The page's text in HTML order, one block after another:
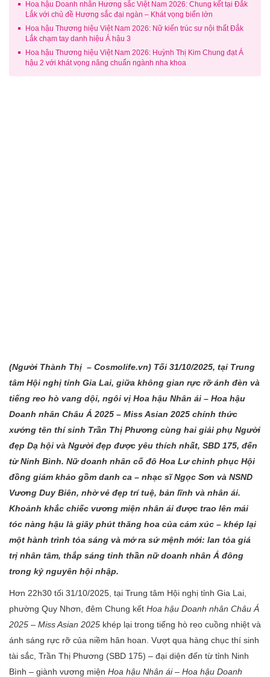
Hoa hậu Doanh nhân Hương sắc Việt Nam 2026: Chung kết tại Đắk
Lắk với chủ đề Hương sắc đại ngàn – Khát vọng biển lớn
Hoa hậu Thương hiệu Việt Nam 2026: Nữ kiến trúc sư nội thất Đắk
Lắk chạm tay danh hiệu Á hậu 3
Hoa hậu Thương hiệu Việt Nam 2026: Huỳnh Thị Kim Chung đạt Á
hậu 2 với khát vọng nâng chuẩn ngành nha khoa
(Người Thành Thị – Cosmolife.vn) Tối 31/10/2025, tại Trung
tâm Hội nghị tỉnh Gia Lai, giữa không gian rực rỡ ánh đèn và
tiếng reo hò vang dội, ngôi vị Hoa hậu Nhân ái – Hoa hậu
Doanh nhân Châu Á 2025 – Miss Asian 2025 chính thức
xướng tên thí sinh Trần Thị Phương cùng hai giải phụ Người
đẹp Dạ hội và Người đẹp được yêu thích nhất, SBD 175, đến
từ Ninh Bình. Nữ doanh nhân cố đô Hoa Lư chinh phục Hội
đồng giám khảo gồm danh ca – nhạc sĩ Ngọc Sơn và NSND
Vương Duy Biên, nhờ vẻ đẹp trí tuệ, bản lĩnh và nhân ái.
Khoảnh khắc chiếc vương miện nhân ái được trao lên mái
tóc nàng hậu là giây phút thăng hoa của cảm xúc – khép lại
một hành trình tỏa sáng và mở ra sứ mệnh mới: lan tỏa giá
trị nhân tâm, thắp sáng tinh thần nữ doanh nhân Á đông
trong kỷ nguyên hội nhập.
Hơn 22h30 tối 31/10/2025, tại Trung tâm Hội nghị tỉnh Gia Lai,
phường Quy Nhơn, đêm Chung kết Hoa hậu Doanh nhân Châu Á
2025 – Miss Asian 2025 khép lại trong tiếng hò reo cuồng nhiệt và
ánh sáng rực rỡ của niềm hân hoan. Vượt qua hàng chục thí sinh
tài sắc, Trần Thị Phương (SBD 175) – đại diện đến từ tỉnh Ninh
Bình – giành vương miện Hoa hậu Nhân ái– Hoa hậu Doanh